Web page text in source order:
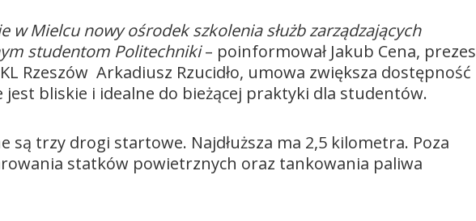
w Mielcu nowy ośrodek szkolenia służb zarządzających
studentom Politechniki– poinformował Jakub Cena, prezes
Rzeszów Arkadiusz Rzucidło, umowa zwiększa dostępność
bliskie i idealne do bieżącej praktyki dla studentów.
są trzy drogi startowe. Najdłuższa ma 2,5 kilometra. Poza
statków powietrznych oraz tankowania paliwa